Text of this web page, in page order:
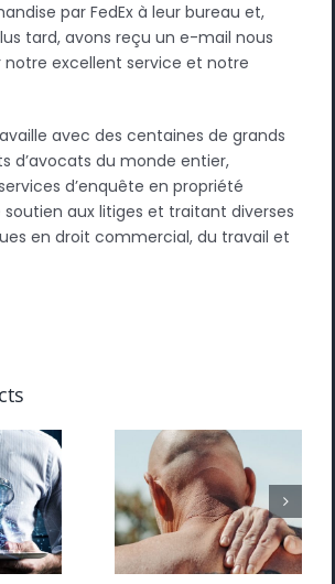
par FedEx à leur bureau et,
tard, avons reçu un e-mail nous
excellent service et notre
avec des centaines de grands
d’avocats du monde entier,
d’enquête en propriété
aux litiges et traitant diverses
en droit commercial, du travail et
de
WSIB/
CNESST/
Indemnisation
des
accidents